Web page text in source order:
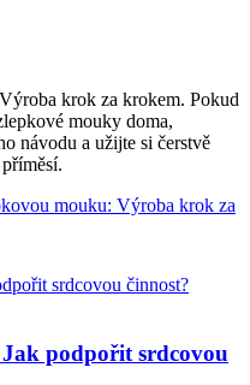
krok za krokem. Pokud
mouky doma,
návodu a užijte si čerstvě
mouku: Výroba krok za
podpořit srdcovou